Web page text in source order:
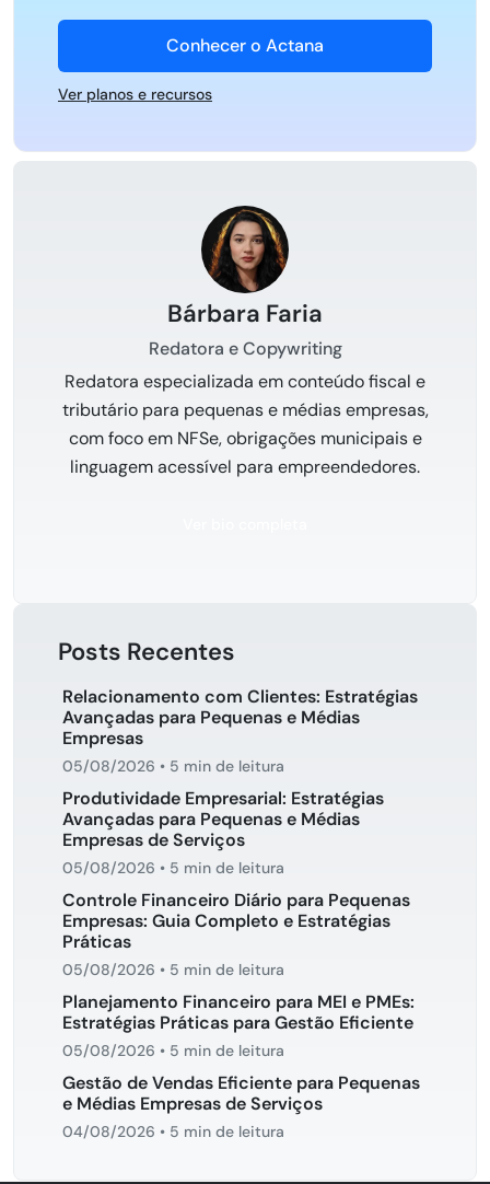
Conhecer o Actana
Ver planos e recursos
Bárbara Faria
Redatora e Copywriting
Redatora especializada em conteúdo fiscal e
tributário para pequenas e médias empresas,
com foco em NFSe, obrigações municipais e
linguagem acessível para empreendedores.
Posts Recentes
Relacionamento com Clientes: Estratégias
Avançadas para Pequenas e Médias
Empresas
05/08/2026 • 5 min de leitura
Produtividade Empresarial: Estratégias
Avançadas para Pequenas e Médias
Empresas de Serviços
05/08/2026 • 5 min de leitura
Controle Financeiro Diário para Pequenas
Empresas: Guia Completo e Estratégias
Práticas
05/08/2026 • 5 min de leitura
Planejamento Financeiro para MEI e PMEs:
Estratégias Práticas para Gestão Eficiente
05/08/2026 • 5 min de leitura
Gestão de Vendas Eficiente para Pequenas
e Médias Empresas de Serviços
04/08/2026 • 5 min de leitura